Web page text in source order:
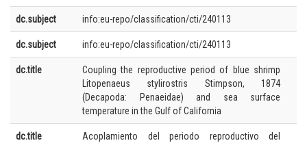
dc.subject info:eu-repo/classification/cti/240113
dc.subject info:eu-repo/classification/cti/240113
dc.title
Coupling the reproductive period of blue shrimp
Litopenaeus stylirostris Stimpson, 1874
(Decapoda: Penaeidae) and sea surface
temperature in the Gulf of California
dc.title
Acoplamiento del periodo reproductivo del